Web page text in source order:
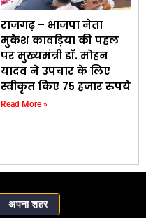
राजगढ़ – भाजपा नेता
मुकेश कावड़िया की पहल
पर मुख्यमंत्री डॉ. मोहन
यादव ने उपचार के लिए
स्वीकृत किए 75 हजार रुपये
Read More »
अपना शहर